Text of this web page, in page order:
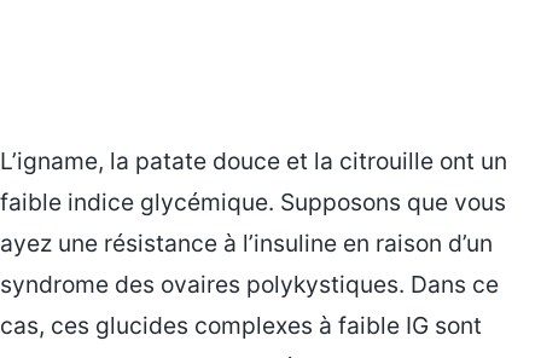
L’igname, la patate douce et la citrouille ont un
faible indice glycémique. Supposons que vous
ayez une résistance à l’insuline en raison d’un
syndrome des ovaires polykystiques. Dans ce
cas, ces glucides complexes à faible IG sont